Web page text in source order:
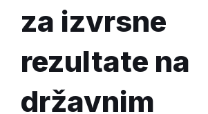
za izvrsne
rezultate na
državnim